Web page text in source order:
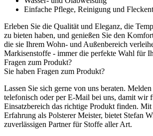
Einfache Pflege, Reinigung und
Erleben Sie die Qualität und Eleganz, die
zu bieten haben, und genießen Sie den
die sie Ihrem Wohn- und Außenbereich
Markisenstoffe - immer die perfekte Wahl für
Fragen zum Produkt?
Sie haben Fragen zum Produkt?
Lassen Sie sich gerne von uns beraten.
telefonisch oder per E-Mail bei uns, damit wir
Einsatzbereich das richtige Produkt finden. Mit
Erfahrung als Polsterer Meister, bietet Stefan
zuverlässigen Partner für Stoffe aller Art.